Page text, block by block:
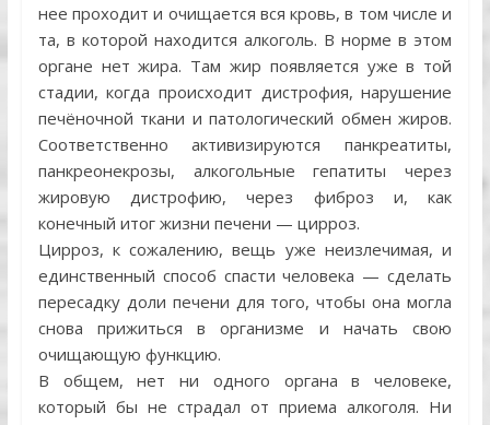
нее проходит и очищается вся кровь, в том числе и
та, в которой находится алкоголь. В норме в этом
органе нет жира. Там жир появляется уже в той
стадии, когда происходит дистрофия, нарушение
печёночной ткани и патологический обмен жиров.
Соответственно активизируются панкреатиты,
панкреонекрозы, алкогольные гепатиты через
жировую дистрофию, через фиброз и, как
конечный итог жизни печени — цирроз.
Цирроз, к сожалению, вещь уже неизлечимая, и
единственный способ спасти человека — сделать
пересадку доли печени для того, чтобы она могла
снова прижиться в организме и начать свою
очищающую функцию.
В общем, нет ни одного органа в человеке,
который бы не страдал от приема алкоголя. Ни